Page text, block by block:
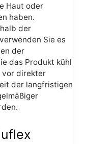
Haut oder
haben.
der
Sie es
der
das Produkt kühl
vor direkter
der langfristigen